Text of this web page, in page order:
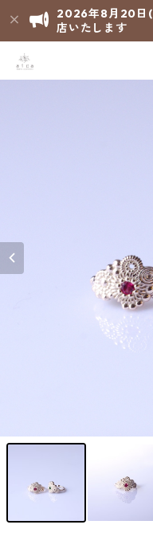
2026年8月20日(
店いたします